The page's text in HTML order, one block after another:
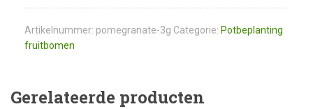
Artikelnummer: pomegranate-3g Categorie: Potbeplanting
fruitbomen
Gerelateerde producten